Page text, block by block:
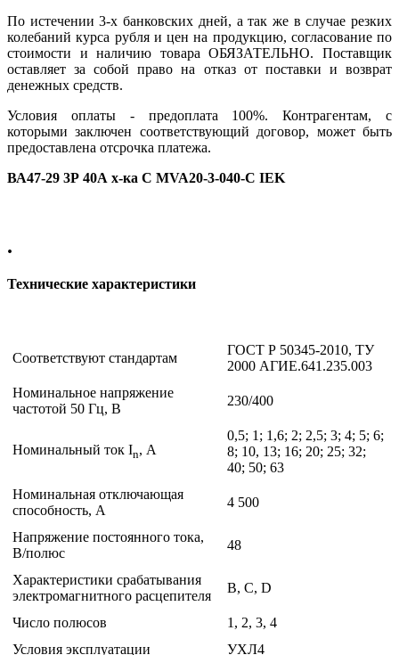
По истечении 3-х банковских дней, а так же в случае резких
колебаний курса рубля и цен на продукцию, согласование по
стоимости и наличию товара ОБЯЗАТЕЛЬНО. Поставщик
оставляет за собой право на отказ от поставки и возврат
денежных средств.
Условия оплаты - предоплата 100%. Контрагентам, с
которыми заключен соответствующий договор, может быть
предоставлена отсрочка платежа.
ВА47-29 3Р 40А х-ка С MVA20-3-040-С IEK
.
Технические характеристики
Соответствуют стандартам
ГОСТ Р 50345-2010, ТУ
2000 АГИЕ.641.235.003
Номинальное напряжение
частотой 50 Гц, В
230/400
Номинальный ток In, А
0,5; 1; 1,6; 2; 2,5; 3; 4; 5; 6;
8; 10, 13; 16; 20; 25; 32;
40; 50; 63
Номинальная отключающая
способность, А
4 500
Напряжение постоянного тока,
В/полюс
48
Характеристики срабатывания
электромагнитного расцепителя
В, С, D
Число полюсов
1, 2, 3, 4
Условия эксплуатации
УХЛ4